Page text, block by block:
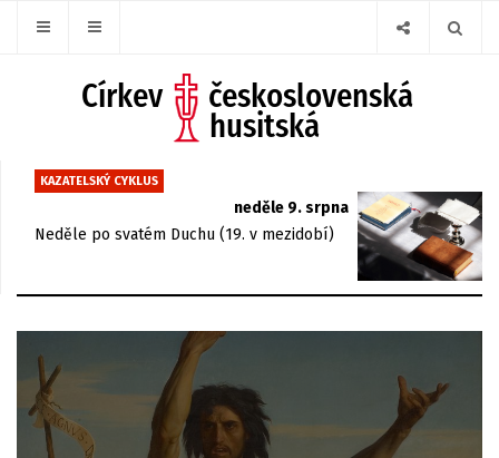
KAZATELSKÝ CYKLUS
neděle 9. srpna
Neděle po svatém Duchu (19. v mezidobí)